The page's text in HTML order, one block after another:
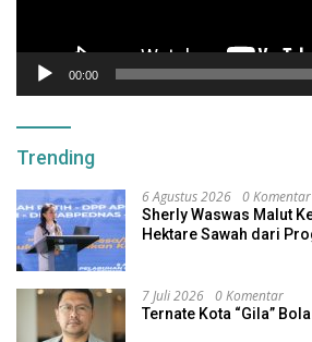
00:00
Trending
6 Agustus 2026 0 Komentar
Sherly Waswas Malut
Hektare Sawah dari
7 Juli 2026 0 Komentar
Ternate Kota “Gila” Bola